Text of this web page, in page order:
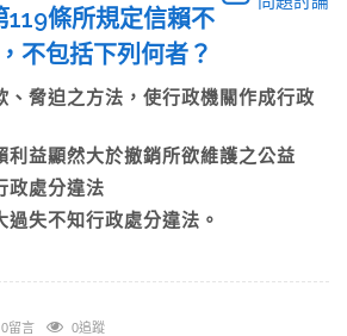
119條所規定信賴不
不包括下列何者？
、脅迫之方法，使行政機關作成行政
利益顯然大於撤銷所欲維護之公益
政處分違法
失不知行政處分違法。
0留言 0追蹤